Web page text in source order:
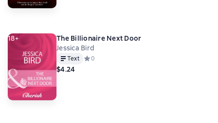
18+
The Billionaire Next Door
Jessica Bird
Text Средний рейтинг 0 на основе 0 оценок
0
$4.24